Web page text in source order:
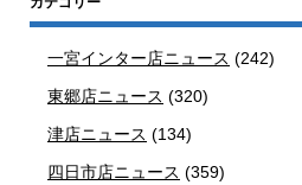
一宮インター店ニュース (242)
東郷店ニュース (320)
津店ニュース (134)
四日市店ニュース (359)